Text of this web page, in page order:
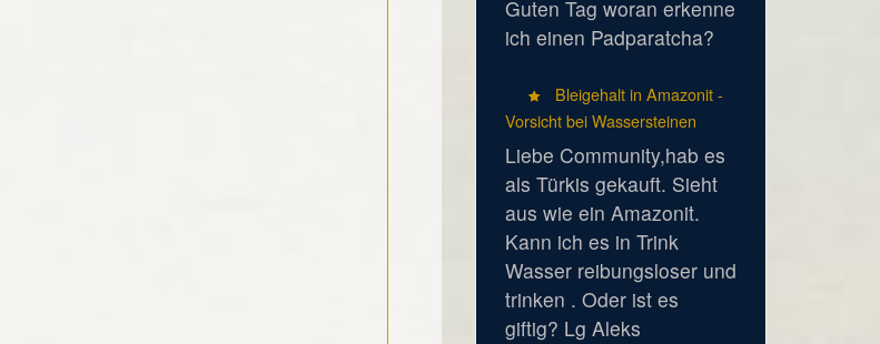
Guten Tag woran erkenne
ich einen Padparatcha?
Bleigehalt in Amazonit -
Vorsicht bei Wassersteinen
Liebe Community,hab es
als Türkis gekauft. Sieht
aus wie ein Amazonit.
Kann ich es in Trink
Wasser reibungsloser und
trinken . Oder ist es
giftig? Lg Aleks